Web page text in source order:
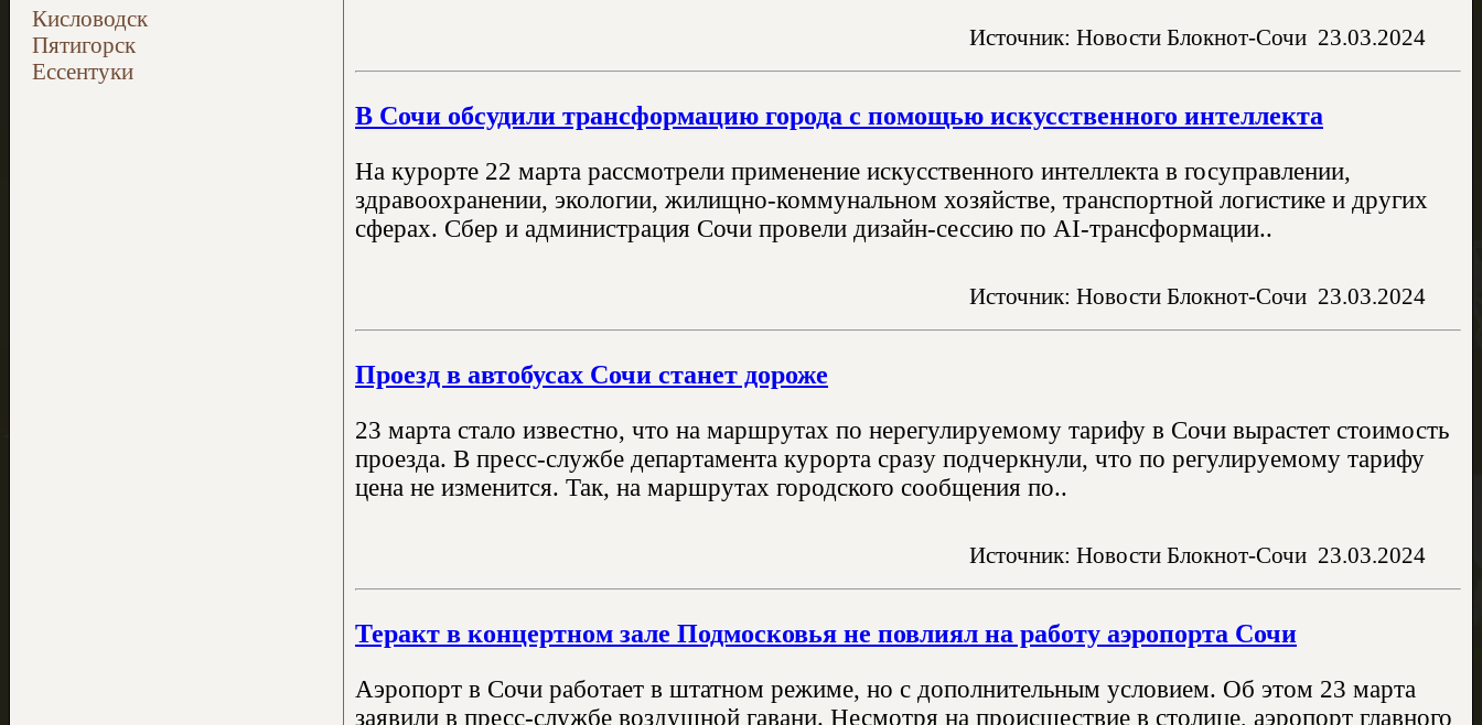
Кисловодск
Пятигорск
Ессентуки
Источник: Новости Блокнот-Сочи 23.03.2024
В Сочи обсудили трансформацию города с помощью искусственного интеллекта
На курорте 22 марта рассмотрели применение искусственного интеллекта в госуправлении,
здравоохранении, экологии, жилищно-коммунальном хозяйстве, транспортной логистике и других
сферах. Сбер и администрация Сочи провели дизайн-сессию по AI-трансформации..
Источник: Новости Блокнот-Сочи 23.03.2024
Проезд в автобусах Сочи станет дороже
23 марта стало известно, что на маршрутах по нерегулируемому тарифу в Сочи вырастет стоимость
проезда. В пресс-службе департамента курорта сразу подчеркнули, что по регулируемому тарифу
цена не изменится. Так, на маршрутах городского сообщения по..
Источник: Новости Блокнот-Сочи 23.03.2024
Теракт в концертном зале Подмосковья не повлиял на работу аэропорта Сочи
Аэропорт в Сочи работает в штатном режиме, но с дополнительным условием. Об этом 23 марта
заявили в пресс-службе воздушной гавани. Несмотря на происшествие в столице, аэропорт главного